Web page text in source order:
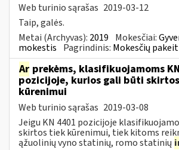
Web turinio sąrašas 2019-03-12
Taip, galės.
Metai (Archyvas): 2019 Mokesčiai:
mokestis Pagrindinis: Mokesčių
Ar prekėms, klasifikuojamoms
pozicijoje, kurios gali būti
kūrenimui
Web turinio sąrašas 2019-03-08
Jeigu KN 4401 pozicijoje
skirtos tiek kūrenimui, tiek kitoms
ąžuolinių vyno statinių, romo statinių